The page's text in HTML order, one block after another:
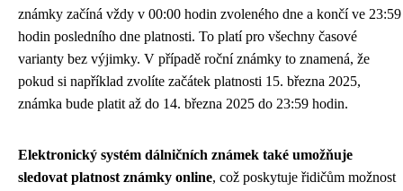
známky začíná vždy v 00:00 hodin zvoleného dne a končí ve 23:59
hodin posledního dne platnosti. To platí pro všechny časové
varianty bez výjimky. V případě roční známky to znamená, že
pokud si například zvolíte začátek platnosti 15. března 2025,
známka bude platit až do 14. března 2025 do 23:59 hodin.
Elektronický systém dálničních známek také umožňuje
sledovat platnost známky online, což poskytuje řidičům možnost